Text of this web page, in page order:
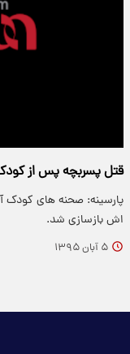
قتل پسربچه پس از کودک
پارسینه: صحنه های کودک
اش بازسازی شد.
۵ آبان ۱۳۹۵